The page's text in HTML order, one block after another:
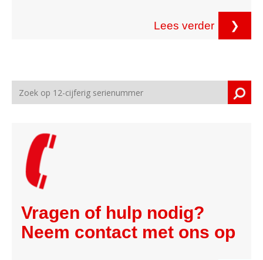
Lees verder ❯
Vragen of hulp nodig?
Neem contact met ons op